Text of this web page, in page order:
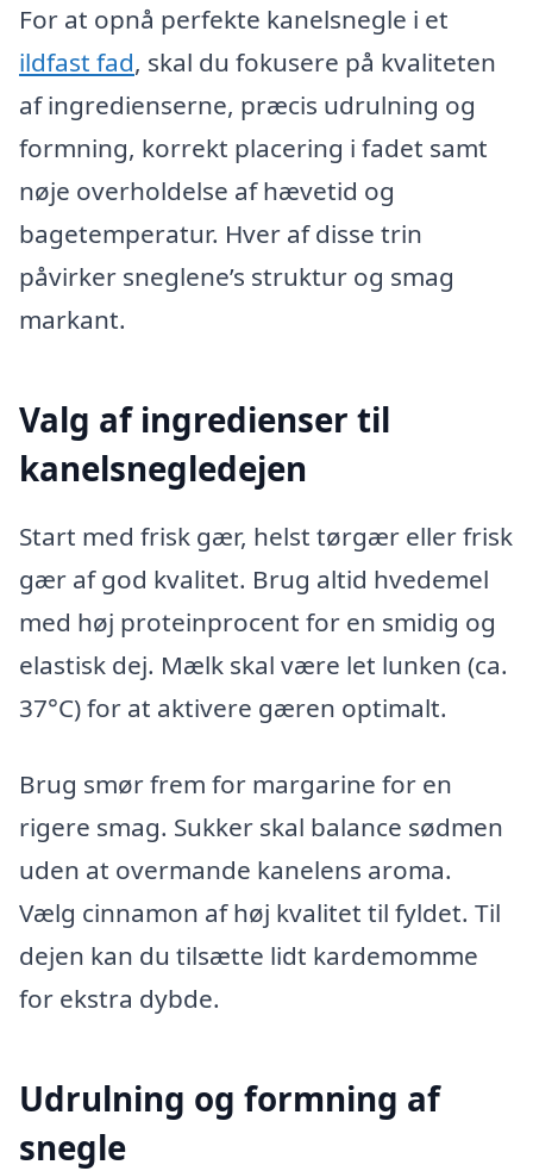
For at opnå perfekte kanelsnegle i et
ildfast fad, skal du fokusere på kvaliteten
af ingredienserne, præcis udrulning og
formning, korrekt placering i fadet samt
nøje overholdelse af hævetid og
bagetemperatur. Hver af disse trin
påvirker sneglene’s struktur og smag
markant.
Valg af ingredienser til
kanelsnegledejen
Start med frisk gær, helst tørgær eller frisk
gær af god kvalitet. Brug altid hvedemel
med høj proteinprocent for en smidig og
elastisk dej. Mælk skal være let lunken (ca.
37°C) for at aktivere gæren optimalt.
Brug smør frem for margarine for en
rigere smag. Sukker skal balance sødmen
uden at overmande kanelens aroma.
Vælg cinnamon af høj kvalitet til fyldet. Til
dejen kan du tilsætte lidt kardemomme
for ekstra dybde.
Udrulning og formning af
snegle